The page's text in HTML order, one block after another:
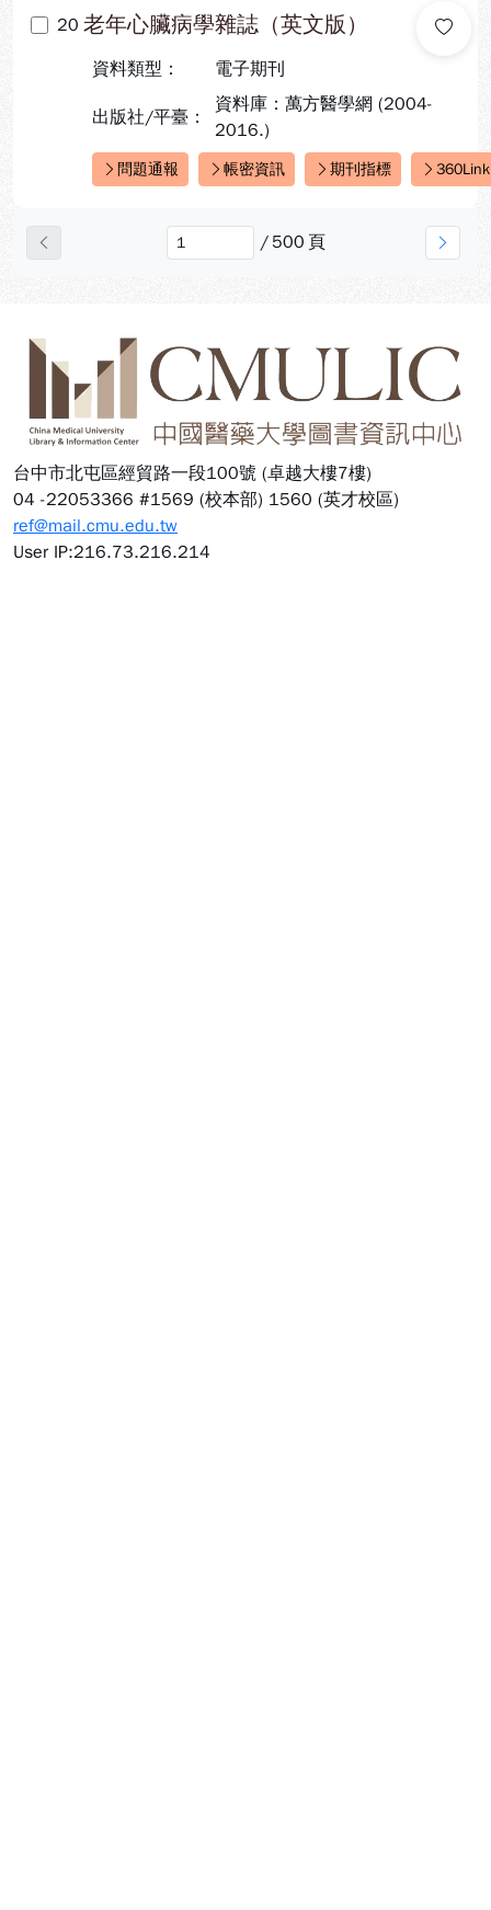
20 老年心臟病學雜誌（英文版）
資料類型： 電子期刊
出版社/平臺：
資料庫：萬方醫學網 (2004-
2016.)
快速連結：
問題通報 帳密資訊 期刊指標 360Link
/ 500 頁
台中市北屯區經貿路一段100號 (卓越大樓7樓)
04 -22053366 #1569 (校本部) 1560 (英才校區)
ref@mail.cmu.edu.tw
User IP:216.73.216.214